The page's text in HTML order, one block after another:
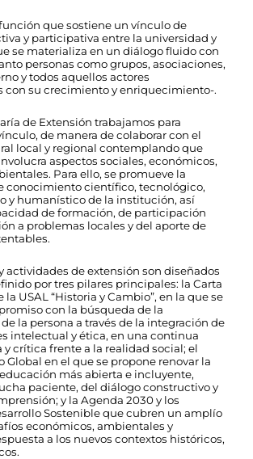
que sostiene un vínculo de
y participativa entre la universidad y
se materializa en un diálogo fluido con
personas como grupos, asociaciones,
y todos aquellos actores
con su crecimiento y enriquecimiento-.
de Extensión trabajamos para
de manera de colaborar con el
local y regional contemplando que
aspectos sociales, económicos,
Para ello, se promueve la
conocimiento científico, tecnológico,
y humanístico de la institución, así
de formación, de participación
a problemas locales y del aporte de
actividades de extensión son diseñados
por tres pilares principales: la Carta
USAL “Historia y Cambio”, en la que se
con la búsqueda de la
la persona a través de la integración de
intelectual y ética, en una continua
crítica frente a la realidad social; el
Global en el que se propone renovar la
más abierta e incluyente,
paciente, del diálogo constructivo y
y la Agenda 2030 y los
Sostenible que cubren un amplío
económicos, ambientales y
a los nuevos contextos históricos,